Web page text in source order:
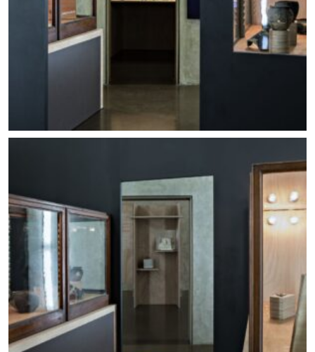
Allestimento mostra Lo scavo in piazza. Foto ©
Carlo Vannini